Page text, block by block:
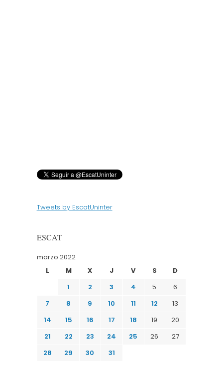
Tweets by EscatUninter
ESCAT
marzo 2022
L
M X J V S
D
1
2 3 4 5
6
7
8 9 10 11 12
13
14
15 16 17 18 19
20
21
22 23 24 25 26
27
28
29 30 31